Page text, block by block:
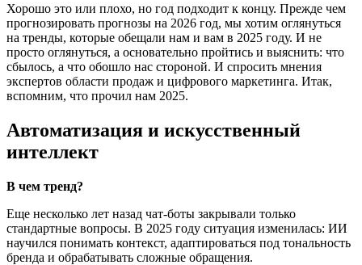
Хорошо это или плохо, но год подходит к концу. Прежде чем
прогнозировать прогнозы на 2026 год, мы хотим оглянуться
на тренды, которые обещали нам и вам в 2025 году. И не
просто оглянуться, а основательно пройтись и выяснить: что
сбылось, а что обошло нас стороной. И спросить мнения
экспертов области продаж и цифрового маркетинга. Итак,
вспомним, что прочил нам 2025.
Автоматизация и искусственный
интеллект
В чем тренд?
Еще несколько лет назад чат-боты закрывали только
стандартные вопросы. В 2025 году ситуация изменилась: ИИ
научился понимать контекст, адаптироваться под тональность
бренда и обрабатывать сложные обращения.